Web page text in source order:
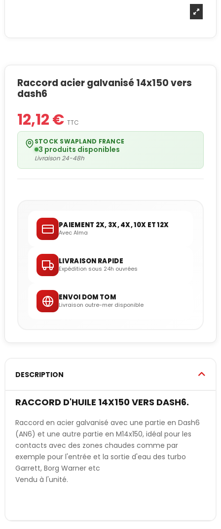
Raccord acier galvanisé 14x150 vers
dash6
12,12 € TTC
STOCK SWAPLAND FRANCE
3 produits disponibles
Livraison 24-48h
PAIEMENT 2X, 3X, 4X, 10X ET 12X
Avec Alma
LIVRAISON RAPIDE
Expédition sous 24h ouvrées
ENVOI DOM TOM
Livraison outre-mer disponible
DESCRIPTION
RACCORD D'HUILE 14X150 VERS DASH6.
Raccord en acier galvanisé avec une partie en Dash6
(AN6) et une autre partie en M14x150, idéal pour les
contacts avec des zones chaudes comme par
exemple pour l'entrée et la sortie d'eau des turbo
Garrett, Borg Warner etc
Vendu à l'unité.